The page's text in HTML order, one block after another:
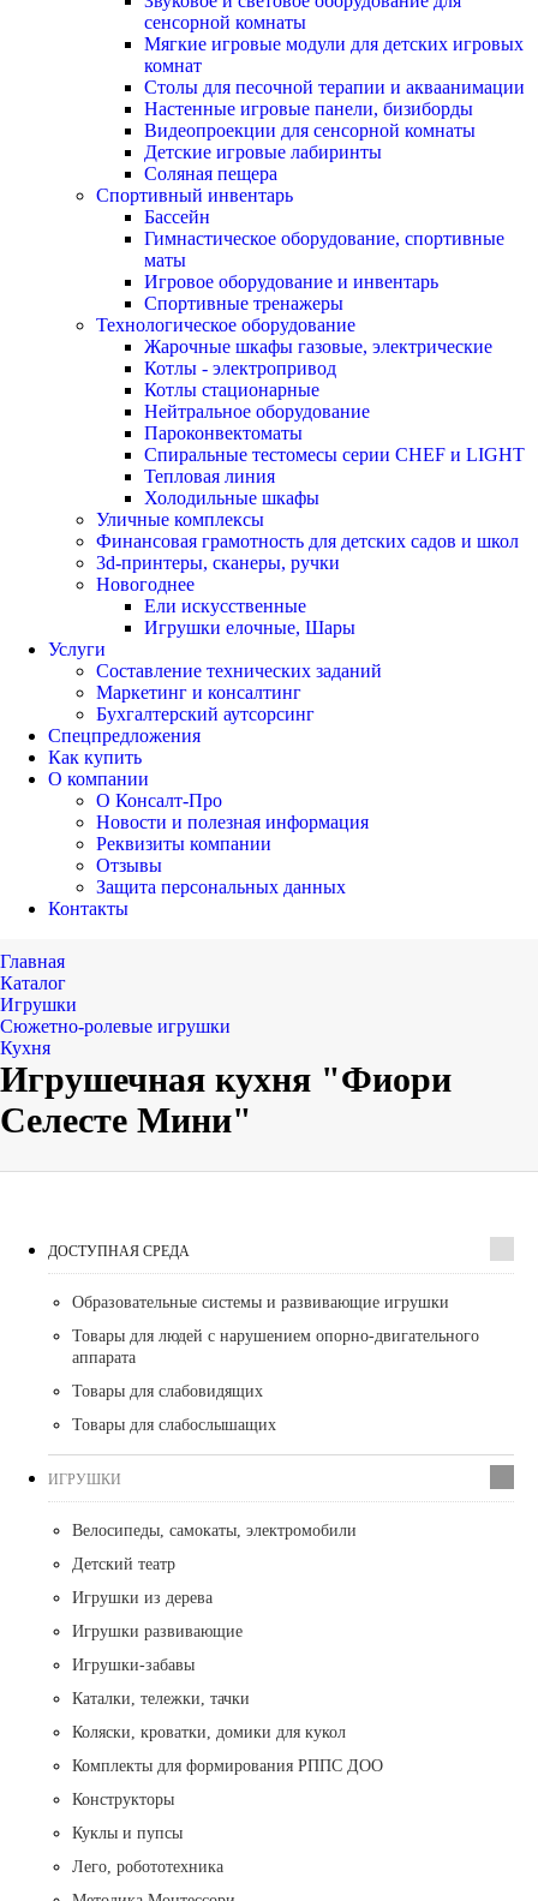
сенсорной комнаты
Мягкие игровые модули для детских игровых
комнат
Столы для песочной терапии и акваанимации
Настенные игровые панели, бизиборды
Видеопроекции для сенсорной комнаты
Детские игровые лабиринты
Соляная пещера
Спортивный инвентарь
Бассейн
Гимнастическое оборудование, спортивные
маты
Игровое оборудование и инвентарь
Спортивные тренажеры
Технологическое оборудование
Жарочные шкафы газовые, электрические
Котлы - электропривод
Котлы стационарные
Нейтральное оборудование
Пароконвектоматы
Спиральные тестомесы серии CHEF и LIGHT
Тепловая линия
Холодильные шкафы
Уличные комплексы
Финансовая грамотность для детских садов и школ
3d-принтеры, сканеры, ручки
Новогоднее
Ели искусственные
Игрушки елочные, Шары
Услуги
Составление технических заданий
Маркетинг и консалтинг
Бухгалтерский аутсорсинг
Спецпредложения
Как купить
О компании
О Консалт-Про
Новости и полезная информация
Реквизиты компании
Отзывы
Защита персональных данных
Контакты
Главная
Каталог
Игрушки
Сюжетно-ролевые игрушки
Кухня
Игрушечная кухня "Фиори
Селесте Мини"
ДОСТУПНАЯ СРЕДА
Образовательные системы и развивающие игрушки
Товары для людей с нарушением опорно-двигательного
аппарата
Товары для слабовидящих
Товары для слабослышащих
ИГРУШКИ
Велосипеды, самокаты, электромобили
Детский театр
Игрушки из дерева
Игрушки развивающие
Игрушки-забавы
Каталки, тележки, тачки
Коляски, кроватки, домики для кукол
Комплекты для формирования РППС ДОО
Конструкторы
Куклы и пупсы
Лего, робототехника